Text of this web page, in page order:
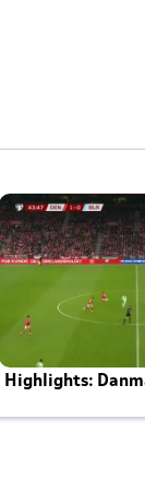
Highlights: